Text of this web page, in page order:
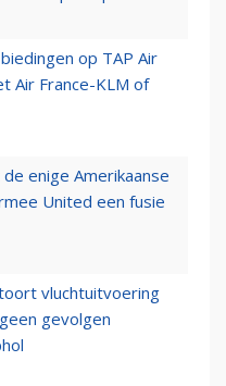
op TAP Air
Air France-KLM of
enige Amerikaanse
United een fusie
vluchtuitvoering
gevolgen